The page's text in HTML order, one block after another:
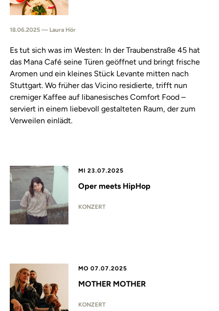
18.06.2025 — Laura Hör
Es tut sich was im Westen: In der Traubenstraße 45 hat
das Mana Café seine Türen geöffnet und bringt frische
Aromen und ein kleines Stück Levante mitten nach
Stuttgart. Wo früher das Vicino residierte, trifft nun
cremiger Kaffee auf libanesisches Comfort Food –
serviert in einem liebevoll gestalteten Raum, der zum
Verweilen einlädt.
MI 23.07.2025
Oper meets HipHop
KONZERT
MO 07.07.2025
MOTHER MOTHER
KONZERT